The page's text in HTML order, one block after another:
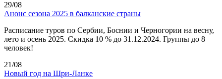
29/08
Анонс сезона 2025 в балканские страны
Расписание туров по Сербии, Боснии и Черногории на весну,
лето и осень 2025. Скидка 10 % до 31.12.2024. Группы до 8
человек!
21/08
Новый год на Шри-Ланке